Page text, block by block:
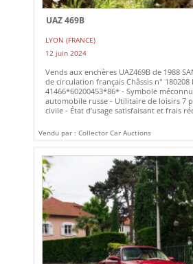
UAZ 469B
LYON (FRANCE)
12 juin 2024
Vends aux enchères UAZ469B de 1988
de circulation français Châssis n° 180208
41466*60200453*86* - Symbole
automobile russe - Utilitaire de loisirs 7
civile - État d’usage satisfaisant et frais
Vendu par : Collector Car Auctions